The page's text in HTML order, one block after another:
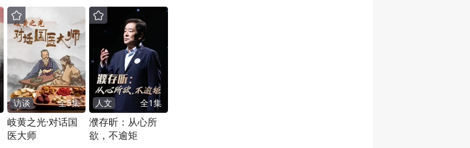
访谈 全5集
岐黄之光·对话国
医大师
人文 全1集
濮存昕：从心所
欲，不逾矩